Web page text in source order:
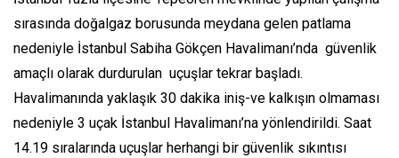
sırasında doğalgaz borusunda meydana gelen patlama
nedeniyle İstanbul Sabiha Gökçen Havalimanı’nda güvenlik
amaçlı olarak durdurulan uçuşlar tekrar başladı.
Havalimanında yaklaşık 30 dakika iniş-ve kalkışın olmaması
nedeniyle 3 uçak İstanbul Havalimanı’na yönlendirildi. Saat
14.19 sıralarında uçuşlar herhangi bir güvenlik sıkıntısı